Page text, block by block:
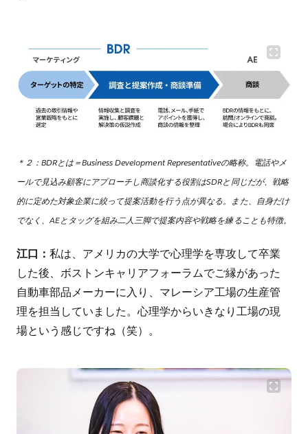
＊２：BDRとは＝Business Development Representativeの略称。電話やメ
ールで見込み顧客にアプローチし商談化する役割はSDRと同じだが、戦略
的に定めた対象企業に絞って提案活動を行う点が異なる。また、自身だけ
でなく、AEとタッグを組み二人三脚で提案内容や戦略を練ることも特徴。
江口：私は、アメリカの大学で心理学を専攻して卒業
した後、ボストンキャリアフォーラムでご縁があった
自動車部品メーカーに入り、マレーシア工場の生産管
理を担当していました。心理学からいきなり工場の現
場という感じですね（笑）。